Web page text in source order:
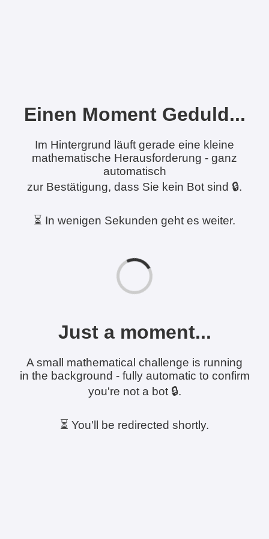
Einen Moment Geduld...
Im Hintergrund läuft gerade eine kleine
mathematische Herausforderung - ganz
automatisch
zur Bestätigung, dass Sie kein Bot sind 🔒.
⏳ In wenigen Sekunden geht es weiter.
Just a moment...
A small mathematical challenge is running
in the background - fully automatic to confirm
you're not a bot 🔒.
⏳ You'll be redirected shortly.